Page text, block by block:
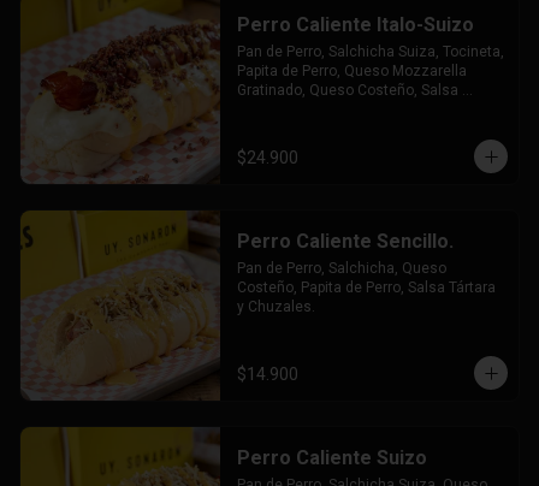
Perro Caliente Italo-Suizo
Pan de Perro, Salchicha Suiza, Tocineta,
Papita de Perro, Queso Mozzarella
Gratinado, Queso Costeño, Salsa
$24.900
Perro Caliente Sencillo.
Pan de Perro, Salchicha, Queso
Costeño, Papita de Perro, Salsa Tártara
y Chuzales.
$14.900
Perro Caliente Suizo